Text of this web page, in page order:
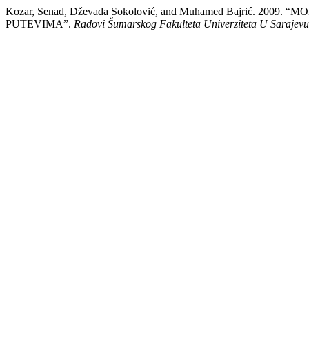
Kozar, Senad, Dževada Sokolović, and Muhamed Bajrić.
PUTEVIMA”. Radovi Šumarskog Fakulteta Univerziteta U Sarajevu